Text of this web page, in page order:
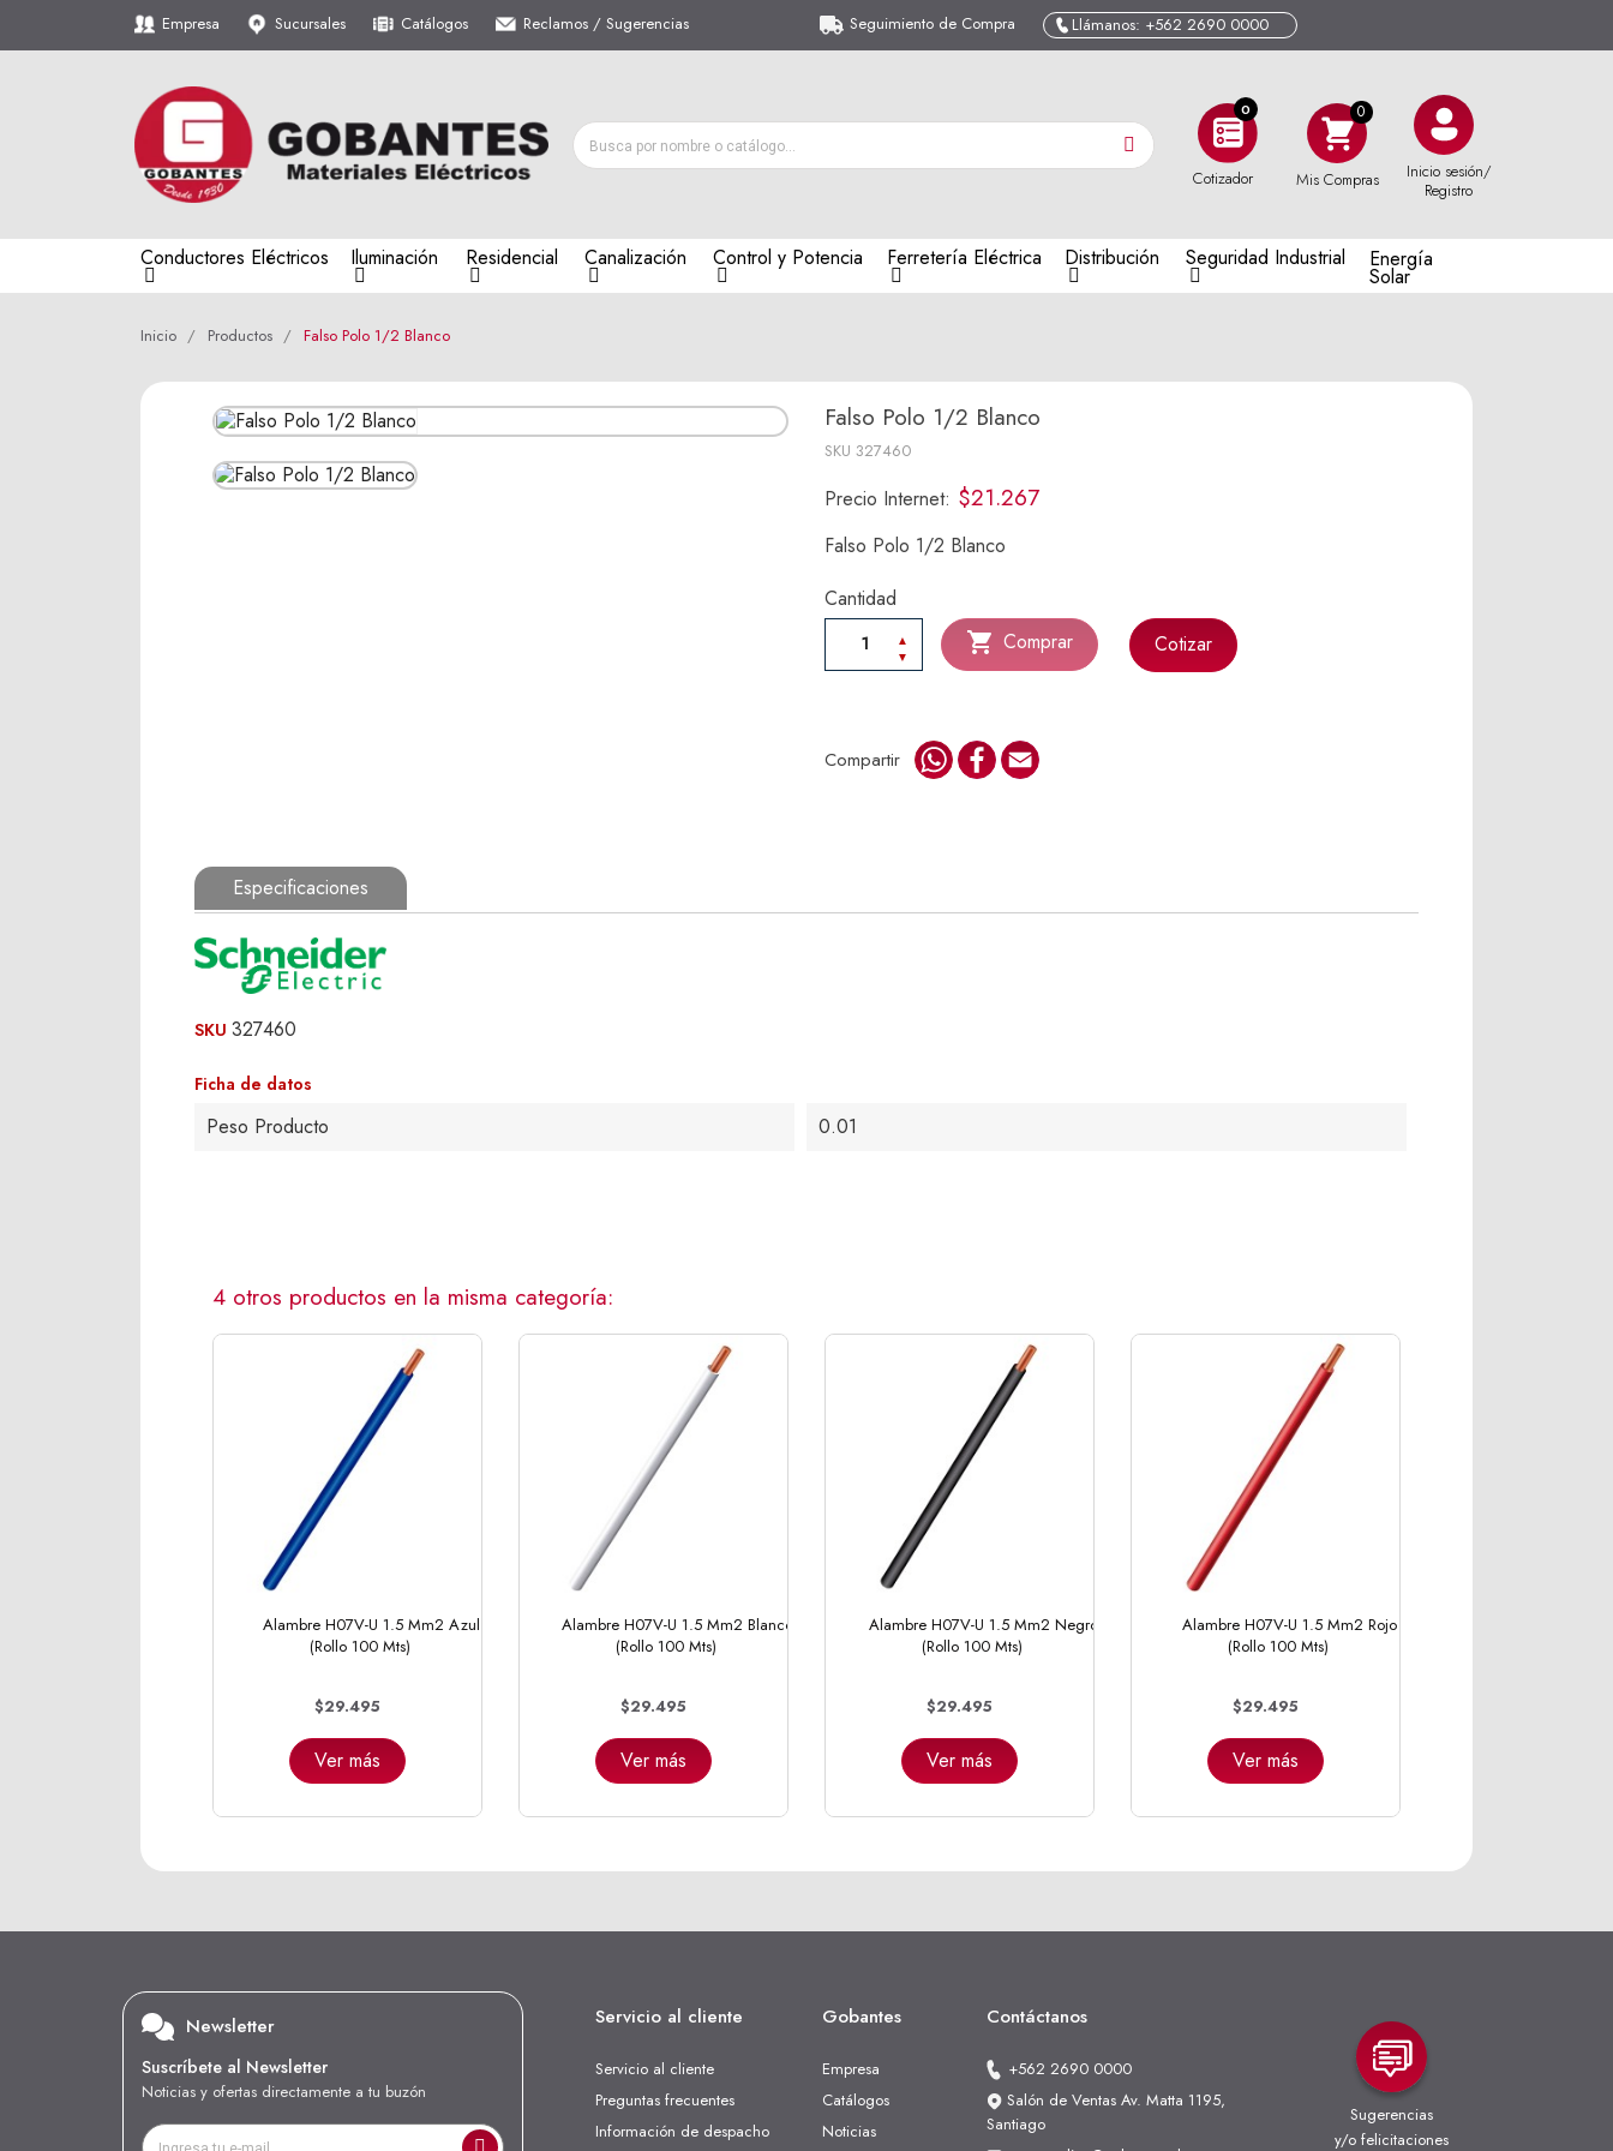
Empresa Sucursales Catálogos Reclamos / Sugerencias Seguimiento de Compra Llámanos: +562 2690 0000
0
Cotizador Mis Compras
Inicio sesión/
Registro
Conductores Eléctricos Iluminación Residencial Canalización Control y Potencia Ferretería Eléctrica Distribución Seguridad Industrial Energía
Solar
Inicio Productos Falso Polo 1/2 Blanco
Falso Polo 1/2 Blanco
SKU 327460
Precio Internet: $21.267
Falso Polo 1/2 Blanco
Cantidad
 Comprar Cotizar
Compartir WhatsApp
Facebook
Especificaciones
SKU 327460
Ficha de datos
Peso Producto 0.01
4 otros productos en la misma categoría:
Alambre H07V-U 1.5 Mm2 Azul
(Rollo 100 Mts)
$29.495
Ver más
Alambre H07V-U 1.5 Mm2 Blanco
(Rollo 100 Mts)
$29.495
Ver más
Alambre H07V-U 1.5 Mm2 Negro
(Rollo 100 Mts)
$29.495
Ver más
Alambre H07V-U 1.5 Mm2 Rojo
(Rollo 100 Mts)
$29.495
Ver más
Newsletter
Suscríbete al Newsletter
Noticias y ofertas directamente a tu buzón
Servicio al cliente
Servicio al cliente
Preguntas frecuentes
Información de despacho
Gobantes
Empresa
Catálogos
Noticias
Contáctanos
+562 2690 0000
Salón de Ventas Av. Matta 1195,
Santiago
Sugerencias
y/o felicitaciones